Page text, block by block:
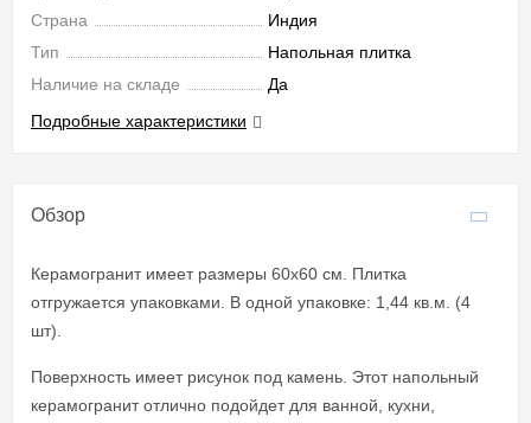
Страна
Индия
Тип
Напольная плитка
Наличие на складе
Да
Подробные характеристики
Обзор
Керамогранит имеет размеры 60x60 см. Плитка
отгружается упаковками. В одной упаковке: 1,44 кв.м. (4
шт).
Поверхность имеет рисунок под камень. Этот напольный
керамогранит отлично подойдет для ванной, кухни,